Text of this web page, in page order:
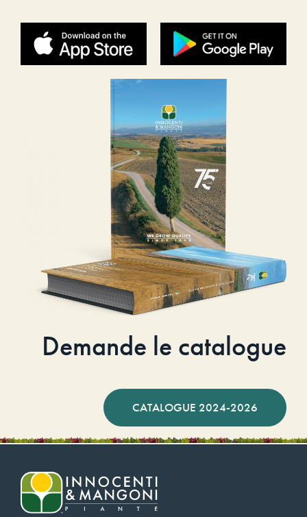
Demande le catalogue
CATALOGUE 2024-2026